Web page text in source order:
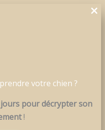
votre chien ?
pour décrypter son
!